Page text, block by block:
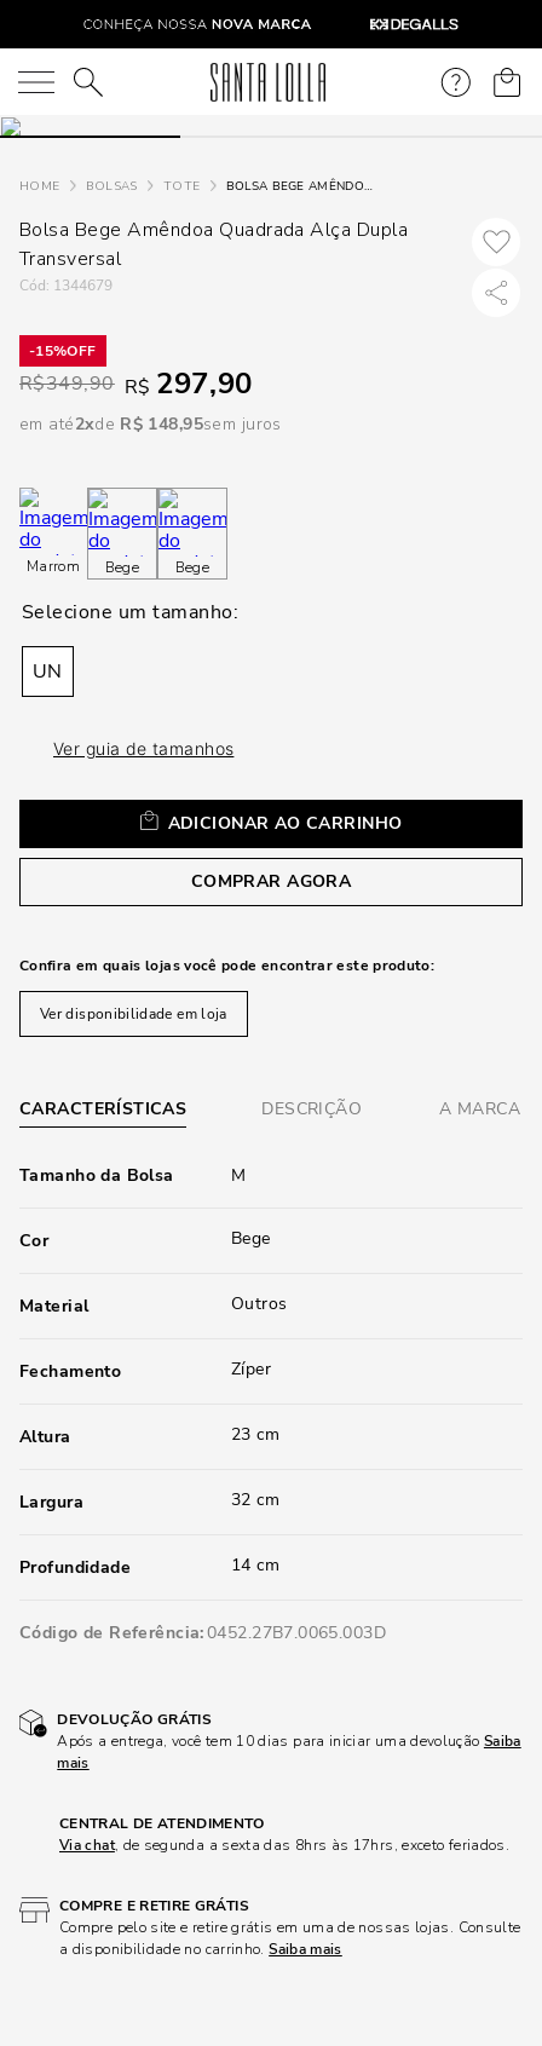
O que você está procurando?
BOLSAS TOTE BOLSA BEGE AMÊNDOA QUADRADA ALÇA DUPLA TRANSVERSAL
Bolsa Bege Amêndoa Quadrada Alça Dupla
Transversal
: 1344679
15%
R$349,90 R$ 297,90
em até2 R$ 148,95sem juros
Marrom Bege Bege
UN
Ver guia de tamanhos
ADICIONAR AO CARRINHO
COMPRAR AGORA
Confira em quais lojas você pode encontrar este produto:
Ver disponibilidade em loja
CARACTERÍSTICAS DESCRIÇÃO A MARCA
Tamanho da Bolsa M
Cor Bege
Material Outros
Fechamento Zíper
Altura 23 cm
Largura 32 cm
Profundidade 14 cm
Código de Referência 0452.27B7.0065.003D
DEVOLUÇÃO GRÁTIS
Após a entrega, você tem 10 dias para iniciar uma devolução Saiba
mais
CENTRAL DE ATENDIMENTO
Via chat, de segunda a sexta das 8hrs às 17hrs, exceto feriados.
COMPRE E RETIRE GRÁTIS
Compre pelo site e retire grátis em uma de nossas lojas. Consulte
a disponibilidade no carrinho.Saiba mais